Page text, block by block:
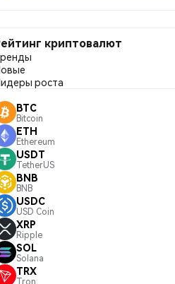
криптовалют
роста
BTC
Bitcoin
ETH
Ethereum
USDT
TetherUS
BNB
BNB
USDC
USD Coin
XRP
Ripple
SOL
Solana
TRX
Tron